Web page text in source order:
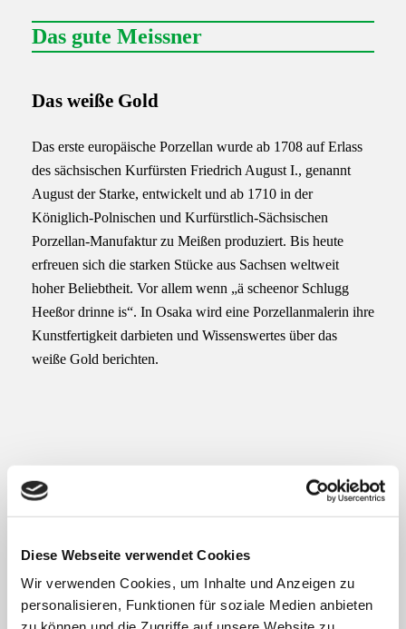
Diese Webseite verwendet Cookies
Wir verwenden Cookies, um Inhalte und Anzeigen zu
personalisieren, Funktionen für soziale Medien anbieten
Das gute Meissner
Das weiße Gold
Das erste europäische Porzellan wurde ab 1708 auf Erlass
des sächsischen Kurfürsten Friedrich August I., genannt
August der Starke, entwickelt und ab 1710 in der
Königlich-Polnischen und Kurfürstlich-Sächsischen
Porzellan-Manufaktur zu Meißen produziert. Bis heute
erfreuen sich die starken Stücke aus Sachsen weltweit
hoher Beliebtheit. Vor allem wenn „ä scheenor Schlugg
Heeßor drinne is“. In Osaka wird eine Porzellanmalerin ihre
Kunstfertigkeit darbieten und Wissenswertes über das
weiße Gold berichten.
in vino veritas
Sommelier Ralf Czerwonka